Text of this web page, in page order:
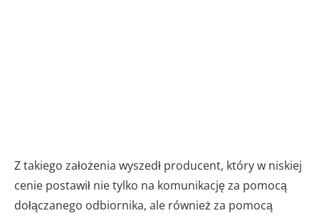
Z takiego założenia wyszedł producent, który w niskiej
cenie postawił nie tylko na komunikację za pomocą
dołączanego odbiornika, ale również za pomocą